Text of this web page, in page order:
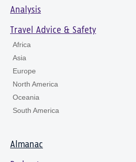
Analysis
Travel Advice & Safety
Africa
Asia
Europe
North America
Oceania
South America
Almanac